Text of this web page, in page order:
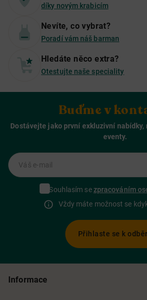
díky novým krabicím
Nevíte, co vybrat?
Poradí vám náš barman
Hledáte něco extra?
Otestujte naše speciality
Buďme v
Dostávejte jako první exkluzivní nabídky,
eventy.
Váš e-mail
Souhlasím sezpracováním
Vždy máte možnost se
Přihlaste se k
Informace